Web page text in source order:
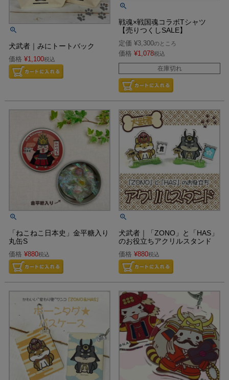
犬武者｜みにトートバック
価格 ¥1,100税込
戦魂×戦国魂コラボTシャツ
【売りつくしSALE】
定価 ¥3,300のところ
価格 ¥1,078税込
在庫切れ
「ねこねこ日本史」金平糖入り
丸缶S
価格 ¥880税込
犬武者｜「ZONO」と「HAS」
のお役立ちアクリルスタンド
価格 ¥880税込